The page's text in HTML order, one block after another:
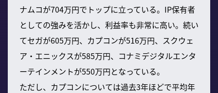
ナムコが704万円でトップに立っている。IP保有者
としての強みを活かし、利益率も非常に高い。続い
てセガが605万円、カプコンが516万円、スクウェ
ア・エニックスが585万円、コナミデジタルエンタ
ーテインメントが550万円となっている。
ただし、カプコンについては過去3年ほどで平均年